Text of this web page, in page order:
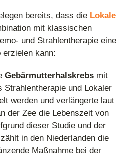
bereits, dass die Lokale
mit klassischen
und Strahlentherapie eine
erzielen kann:
Gebärmutterhalskrebs mit
Strahlentherapie und Lokaler
werden und verlängerte laut
der Zee die Lebenszeit von
dieser Studie und der
in den Niederlanden die
Maßnahme bei der